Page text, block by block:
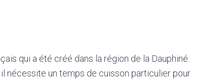
qui a été créé dans la région de la Dauphiné.
nécessite un temps de cuisson particulier pour